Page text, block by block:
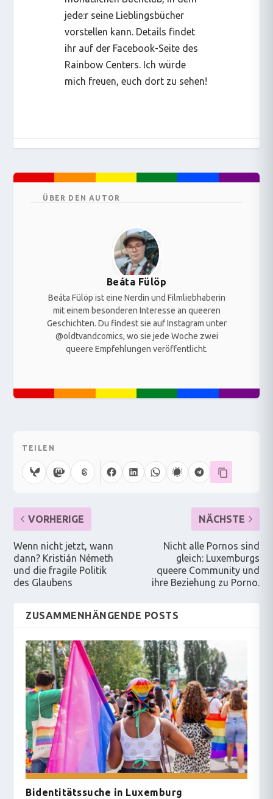
jede:r seine Lieblingsbücher
vorstellen kann. Details findet
ihr auf der Facebook-Seite des
Rainbow Centers. Ich würde
mich freuen, euch dort zu sehen!
ÜBER DEN AUTOR
Beáta Fülöp
Beáta Fülöp ist eine Nerdin und Filmliebhaberin
mit einem besonderen Interesse an queeren
Geschichten. Du findest sie auf Instagram unter
@oldtvandcomics, wo sie jede Woche zwei
queere Empfehlungen veröffentlicht.
TEILEN
VORHERIGE
Wenn nicht jetzt, wann
dann? Kristián Németh
und die fragile Politik
des Glaubens
NÄCHSTE
Nicht alle Pornos sind
gleich: Luxemburgs
queere Community und
ihre Beziehung zu Porno.
ZUSAMMENHÄNGENDE POSTS
Bidentitätssuche in Luxemburg